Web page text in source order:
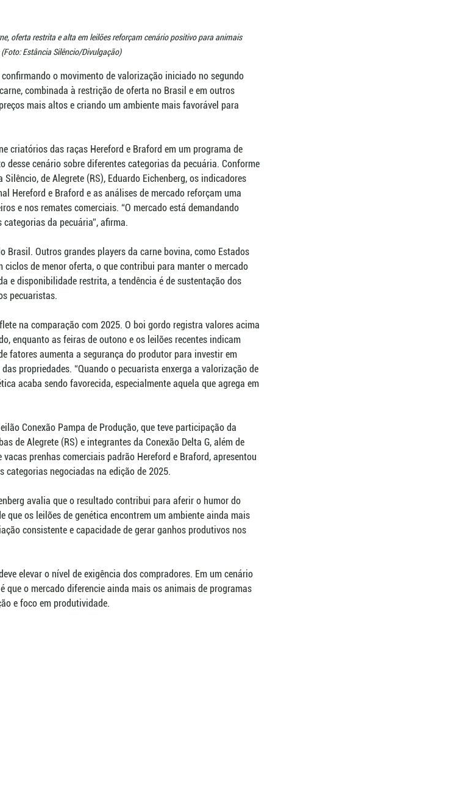
oferta restrita e alta em leilões reforçam cenário positivo para animais
Estância Silêncio/Divulgação)
o movimento de valorização iniciado no segundo
combinada à restrição de oferta no Brasil e em outros
mais altos e criando um ambiente mais favorável para
criatórios das raças Hereford e Braford em um programa de
desse cenário sobre diferentes categorias da pecuária. Conforme
de Alegrete (RS), Eduardo Eichenberg, os indicadores
Hereford e Braford e as análises de mercado reforçam uma
e nos remates comerciais. “O mercado está demandando
da pecuária”, afirma.
Brasil. Outros grandes players da carne bovina, como Estados
de menor oferta, o que contribui para manter o mercado
e disponibilidade restrita, a tendência é de sustentação dos
pecuaristas.
na comparação com 2025. O boi gordo registra valores acima
enquanto as feiras de outono e os leilões recentes indicam
fatores aumenta a segurança do produtor para investir em
propriedades. “Quando o pecuarista enxerga a valorização de
acaba sendo favorecida, especialmente aquela que agrega em
Conexão Pampa de Produção, que teve participação da
de Alegrete (RS) e integrantes da Conexão Delta G, além de
prenhas comerciais padrão Hereford e Braford, apresentou
categorias negociadas na edição de 2025.
avalia que o resultado contribui para aferir o humor do
que os leilões de genética encontrem um ambiente ainda mais
consistente e capacidade de gerar ganhos produtivos nos
elevar o nível de exigência dos compradores. Em um cenário
que o mercado diferencie ainda mais os animais de programas
e foco em produtividade.